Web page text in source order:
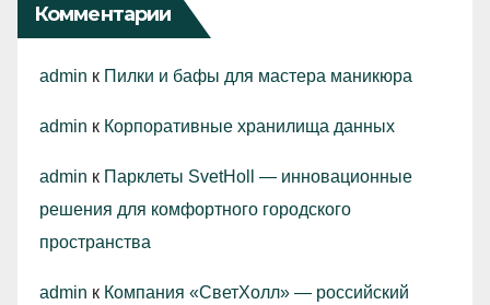
Комментарии
admin к Пилки и бафы для мастера маникюра
admin к Корпоративные хранилища данных
admin к Парклеты SvetHoll — инновационные
решения для комфортного городского
пространства
admin к Компания «СветХолл» — российский